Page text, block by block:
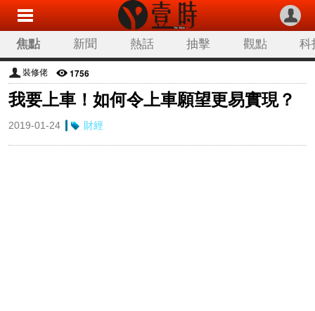
焦點 新聞 熱話 抽擊 觀點 科
裝修佬 1756
我要上車！如何令上車願望更易實現？
2019-01-24 財經